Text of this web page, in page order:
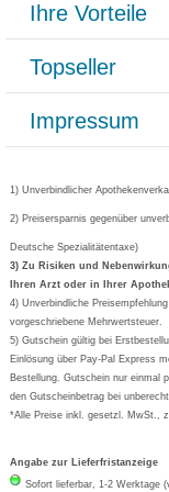
Häufig gestellte Fragen
Datenschutz
AGB
Cookie-Einstellungen
Vertrag widerrufen
Rücksendemöglichkeit
Paketlieferstatus
Versandkosten
Bestellschein
Newsletteranmeldung
Ihre Vorteile
Rezeptlieferung
Bonusprogramm
Gutschein und Rabatte
Kundenbewertung
Topseller
Grippostad
Bepanthen
Formoline
Wick
Eucerin
Basica
Impressum
1) Unverbindlicher
2) Preisersparnis gegenüber
Deutsche Spezialitätentaxe)
3) Zu Risiken und
Ihren Arzt oder in Ihrer
4) Unverbindliche
vorgeschriebene Mehrwertsteuer.
5) Gutschein gültig bei
Einlösung über Pay-Pal Express
Bestellung. Gutschein nur einmal
den Gutscheinbetrag bei
*Alle Preise inkl. gesetzl. MwSt.,
Angabe zur Lieferfristanzeige
Sofort lieferbar, 1-2 Werktage